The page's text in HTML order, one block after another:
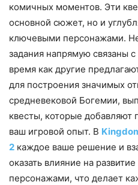
комичных моментов. Эти
основной сюжет, но и
ключевыми персонажами.
задания напрямую связаны
время как другие
для построения значимых
средневековой Богемии,
квесты, которые добавляют
ваш игровой опыт. В
2 каждое ваше решение и
оказать влияние на
персонажами, что делает